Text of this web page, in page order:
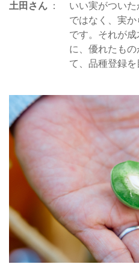
土田さん
いい実がつい
ではなく、実
です。それが
に、優れたも
て、品種登録を